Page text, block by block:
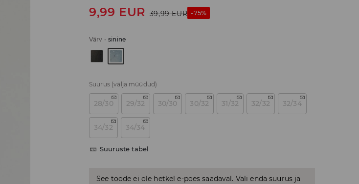
9,99 EUR 39,99 EUR -75%
Värv -sinine
Suurus (välja müüdud)
28/30 29/32 30/30 30/32 31/32 32/32 32/34
34/32 34/34
Suuruste tabel
See toode ei ole hetkel e-poes saadaval. Vali enda suurus ja